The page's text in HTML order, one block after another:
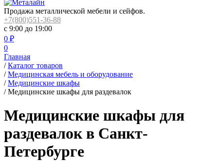
Продажа металлической мебели и сейфов.
+7(800)551-36-88
с 9:00 до 19:00
0 ₽
0
Главная
/ Каталог товаров
/ Медицинская мебель и оборудование
/ Медицинские шкафы
/ Медицинские шкафы для раздевалок
Медицинские шкафы для
раздевалок в Санкт-
Петербурге